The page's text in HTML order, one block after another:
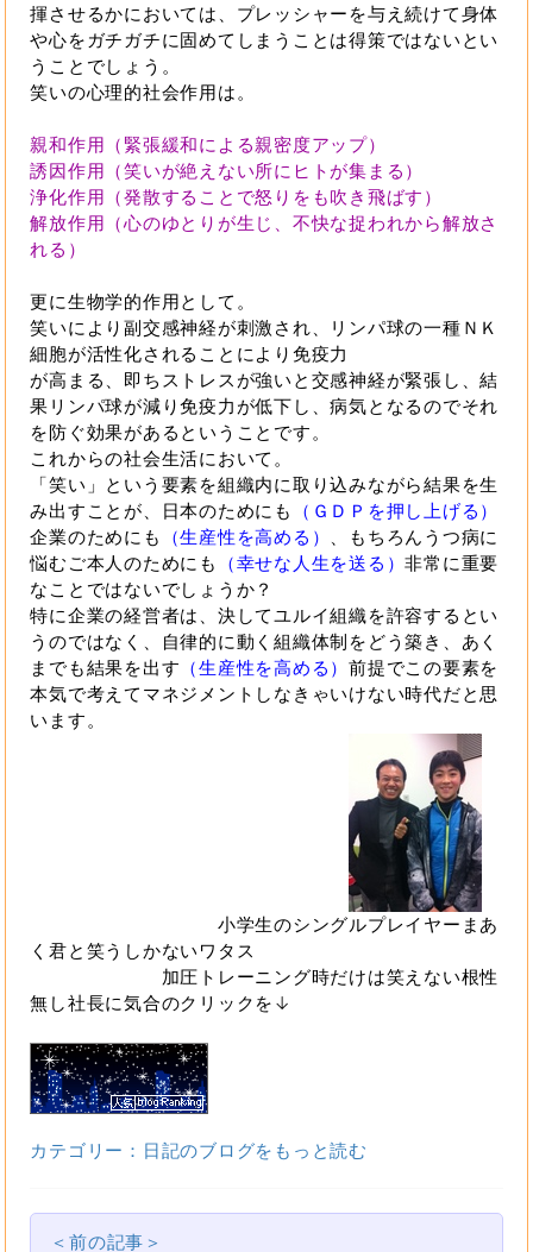
揮させるかにおいては、プレッシャーを与え続けて身体
や心をガチガチに固めてしまうことは得策ではないとい
うことでしょう。
笑いの心理的社会作用は。
親和作用（緊張緩和による親密度アップ）
誘因作用（笑いが絶えない所にヒトが集まる）
浄化作用（発散することで怒りをも吹き飛ばす）
解放作用（心のゆとりが生じ、不快な捉われから解放さ
れる）
更に生物学的作用として。
笑いにより副交感神経が刺激され、リンパ球の一種ＮＫ
細胞が活性化されることにより免疫力
が高まる、即ちストレスが強いと交感神経が緊張し、結
果リンパ球が減り免疫力が低下し、病気となるのでそれ
を防ぐ効果があるということです。
これからの社会生活において。
「笑い」という要素を組織内に取り込みながら結果を生
み出すことが、日本のためにも
（ＧＤＰを押し上げる）
企業のためにも
（生産性を高める）
、もちろんうつ病に
悩むご本人のためにも
（幸せな人生を送る）非常に重要
なことではないでしょうか？
特に企業の経営者は、決してユルイ組織を許容するとい
うのではなく、自律的に動く組織体制をどう築き、あく
までも結果を出す （生産性を高める）前提でこの要素を
本気で考えてマネジメントしなきゃいけない時代だと思
います。
小学生のシングルプレイヤーまあ
く君と笑うしかないワタス
加圧トレーニング時だけは笑えない根性
無し社長に気合のクリックを↓
カテゴリー：日記のブログをもっと読む
＜前の記事＞